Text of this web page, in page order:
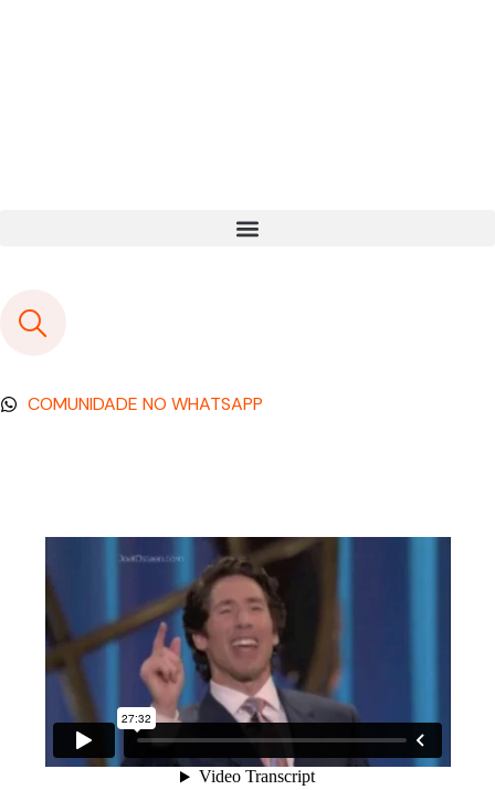
COMUNIDADE NO WHATSAPP